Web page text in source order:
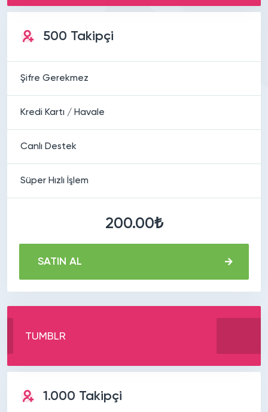
500 Takipçi
Şifre Gerekmez
Kredi Kartı / Havale
Canlı Destek
Süper Hızlı İşlem
200.00₺
SATIN AL
TUMBLR
1.000 Takipçi